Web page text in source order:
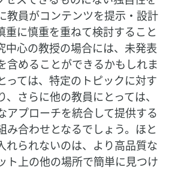
教員がコンテンツを提示・設計
重に慎重を重ねて検討すること
中心の教授の場合には、未発表
含めることができるかもしれま
っては、特定のトピックに対す
、さらに他の教員にとっては、
アプローチを統合して提供する
み合わせとなるでしょう。ほと
れられないのは、より高品質な
ト上の他の場所で簡単に見つけ